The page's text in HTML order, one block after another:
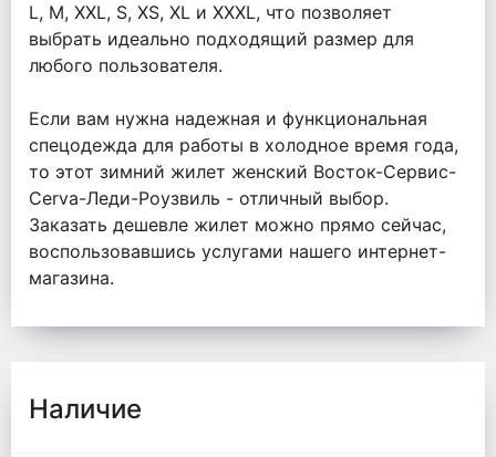
L, M, XXL, S, XS, XL и XXXL, что позволяет
выбрать идеально подходящий размер для
любого пользователя.
Если вам нужна надежная и функциональная
спецодежда для работы в холодное время года,
то этот зимний жилет женский Восток-Сервис-
Cerva-Леди-Роузвиль - отличный выбор.
Заказать дешевле жилет можно прямо сейчас,
воспользовавшись услугами нашего интернет-
магазина.
Наличие